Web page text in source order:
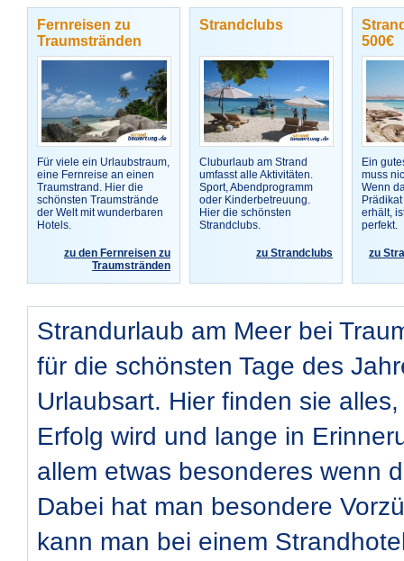
Fernreisen zu
Traumstränden
Für viele ein Urlaubstraum,
eine Fernreise an einen
Traumstrand. Hier die
schönsten Traumstrände
der Welt mit wunderbaren
Hotels.
zu den Fernreisen zu
Traumstränden
Strandclubs
Cluburlaub am Strand
umfasst alle Aktivitäten.
Sport, Abendprogramm
oder Kinderbetreuung.
Hier die schönsten
Strandclubs.
zu Strandclubs
500€
Ein
muss
Wenn
erhält,
perfekt.
zu
Strandurlaub am Meer bei
für die schönsten Tage des
Urlaubsart. Hier finden sie
Erfolg wird und lange in
allem etwas besonderes wenn
Dabei hat man besondere
kann man bei einem